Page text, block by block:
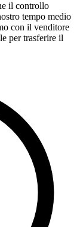
il controllo
tempo medio
con il venditore
per trasferire il